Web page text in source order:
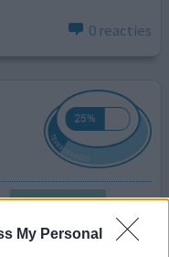
My Personal
0 reacties